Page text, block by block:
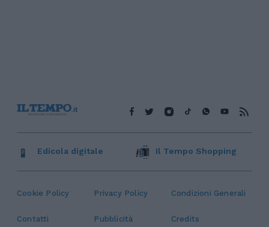
Cookie Policy Privacy Policy Condizioni Generali
Contatti Pubblicità Credits
Edicola digitale Il Tempo Shopping